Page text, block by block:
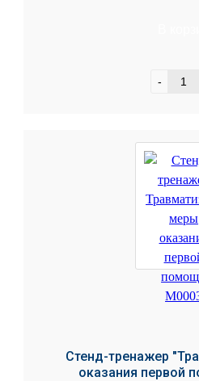
-
Стенд-тренажер
оказания первой